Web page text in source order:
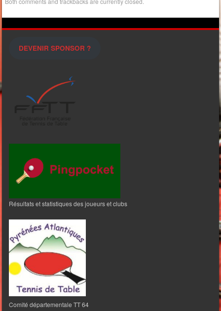
DEVENIR SPONSOR ?
Résultats et statistiques des joueurs et clubs
Comité départementale TT 64